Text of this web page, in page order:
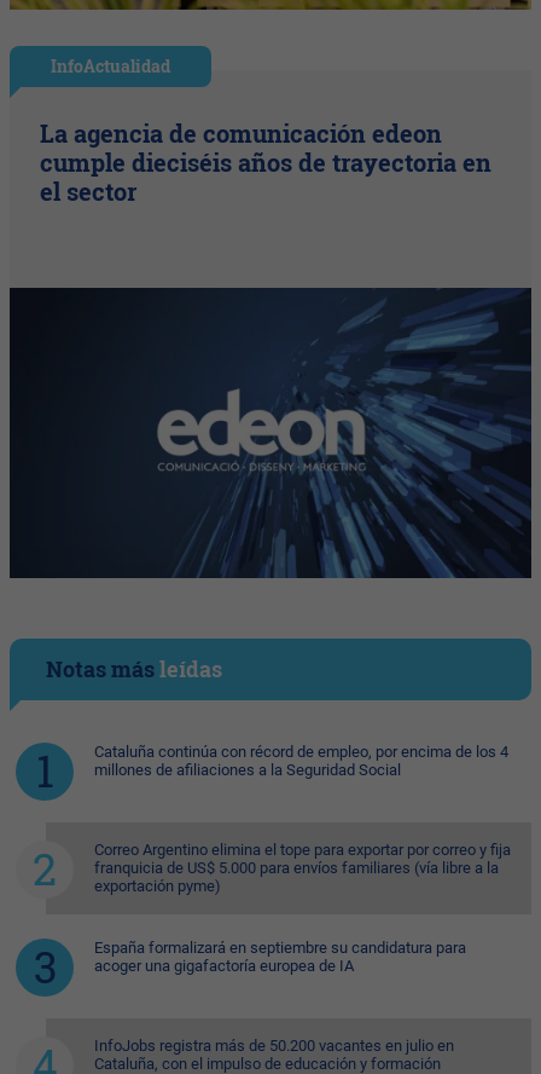
InfoActualidad
La agencia de comunicación edeon
cumple dieciséis años de trayectoria en
el sector
Notas másleídas
Cataluña continúa con récord de empleo, por encima de los 4
millones de afiliaciones a la Seguridad Social
Correo Argentino elimina el tope para exportar por correo y fija
franquicia de US$ 5.000 para envíos familiares (vía libre a la
exportación pyme)
España formalizará en septiembre su candidatura para
acoger una gigafactoría europea de IA
InfoJobs registra más de 50.200 vacantes en julio en
Cataluña, con el impulso de educación y formación